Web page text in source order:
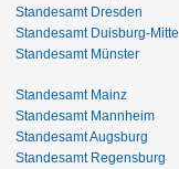
Standesamt Dresden
Standesamt Duisburg-Mitte
Standesamt Münster
Standesamt Mainz
Standesamt Mannheim
Standesamt Augsburg
Standesamt Regensburg